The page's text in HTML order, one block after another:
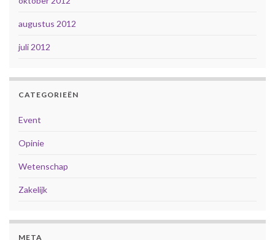
augustus 2012
juli 2012
CATEGORIEËN
Event
Opinie
Wetenschap
Zakelijk
META